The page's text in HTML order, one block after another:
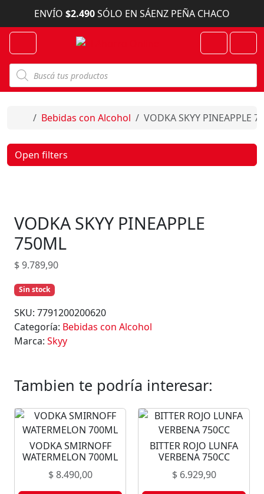
Skip to content
ENVÍO $2.490SÓLO EN SÁENZ PEÑA CHACO
B
s
q
d
Account
Cart
Home
Bebidas con Alcohol VODKA SKYY PINEAPPLE
VODKA SKYY PINEAPPLE
750ML
$9.789,90
Sin stock
SKU: 7791200200620
Categoría: Bebidas con Alcohol
Marca: Skyy
Tambien te podría interesar:
VODKA SMIRNOFF
WATERMELON 700ML
$8.490,00
BITTER ROJO LUNFA
VERBENA 750CC
$6.929,90
Open filters